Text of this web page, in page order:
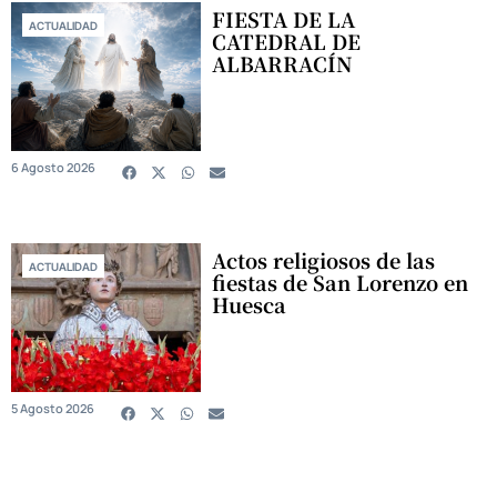
ACTUALIDAD FIESTA DE LA
CATEDRAL DE
ALBARRACÍN
6 Agosto 2026
ACTUALIDAD Actos religiosos de las
fiestas de San Lorenzo en
Huesca
5 Agosto 2026